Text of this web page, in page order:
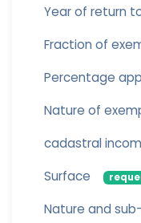
Year of return
Fraction of
Percentage
Nature of
cadastral
Surface
Nature and